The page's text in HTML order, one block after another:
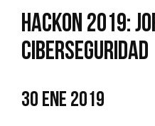
HACKON 2019:
CIBERSEGURIDAD
30 ENE 2019